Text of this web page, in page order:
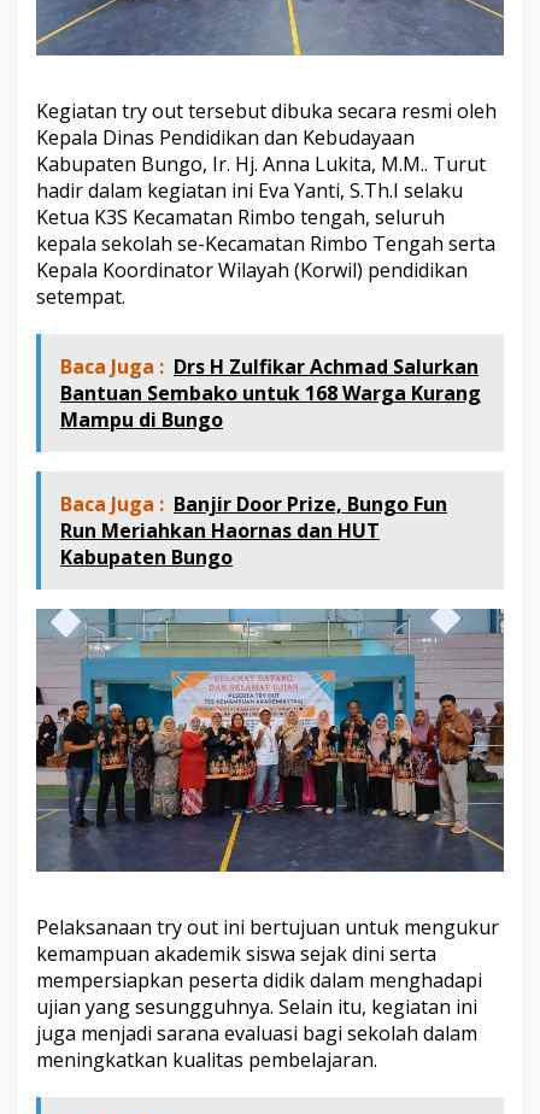
D
Kegiatan try out tersebut dibuka secara resmi oleh
Kepala Dinas Pendidikan dan Kebudayaan
Kabupaten Bungo, Ir. Hj. Anna Lukita, M.M.. Turut
hadir dalam kegiatan ini Eva Yanti, S.Th.I selaku
Ketua K3S Kecamatan Rimbo tengah, seluruh
kepala sekolah se-Kecamatan Rimbo Tengah serta
Kepala Koordinator Wilayah (Korwil) pendidikan
setempat.
Baca Juga : Drs H Zulfikar Achmad Salurkan
Bantuan Sembako untuk 168 Warga Kurang
Mampu di Bungo
Baca Juga : Banjir Door Prize, Bungo Fun
Run Meriahkan Haornas dan HUT
Kabupaten Bungo
Pelaksanaan try out ini bertujuan untuk mengukur
kemampuan akademik siswa sejak dini serta
mempersiapkan peserta didik dalam menghadapi
ujian yang sesungguhnya. Selain itu, kegiatan ini
juga menjadi sarana evaluasi bagi sekolah dalam
meningkatkan kualitas pembelajaran.